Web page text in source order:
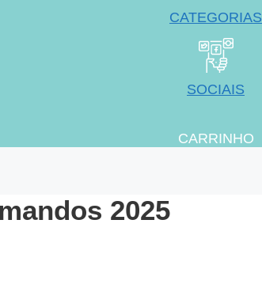
CATEGORIAS
SOCIAIS
CARRINHO
2025